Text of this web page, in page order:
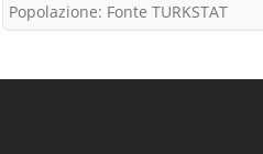
Popolazione: Fonte TURKSTAT